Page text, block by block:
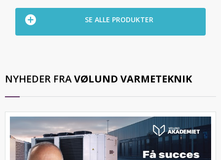
SE ALLE PRODUKTER
NYHEDER FRAVØLUND VARMETEKNIK